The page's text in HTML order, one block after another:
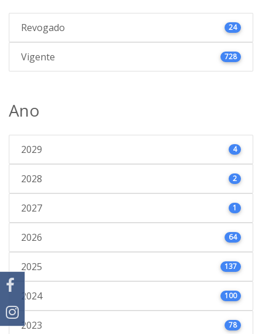
Revogado 24
Vigente 728
Ano
2029 4
2028 2
2027 1
2026 64
2025 137
2024 100
2023 78